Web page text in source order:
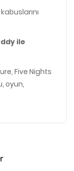
ile
Five Nights
oyun,